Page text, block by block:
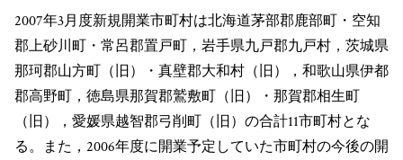
2007年3月度新規開業市町村は北海道茅部郡鹿部町・空知
郡上砂川町・常呂郡置戸町，岩手県九戸郡九戸村，茨城県
那珂郡山方町（旧）・真壁郡大和村（旧），和歌山県伊都
郡高野町，徳島県那賀郡鷲敷町（旧）・那賀郡相生町
（旧），愛媛県越智郡弓削町（旧）の合計11市町村とな
る。また，2006年度に開業予定していた市町村の今後の開